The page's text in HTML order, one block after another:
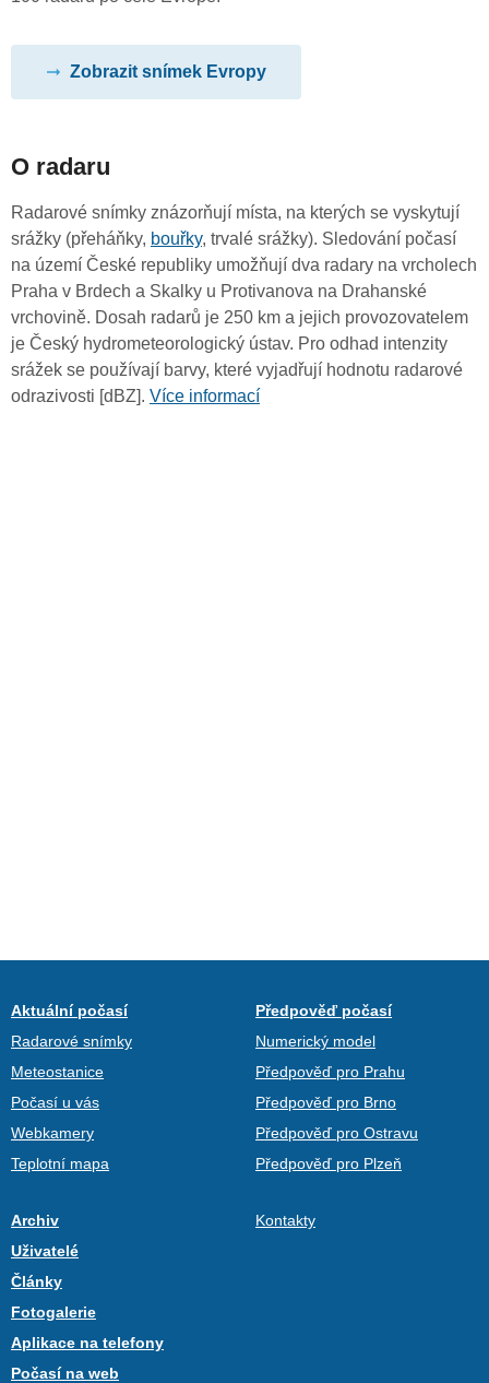
Zobrazit snímek Evropy
O radaru
Radarové snímky znázorňují místa, na kterých se vyskytují
srážky (přeháňky, bouřky, trvalé srážky). Sledování počasí
na území České republiky umožňují dva radary na vrcholech
Praha v Brdech a Skalky u Protivanova na Drahanské
vrchovině. Dosah radarů je 250 km a jejich provozovatelem
je Český hydrometeorologický ústav. Pro odhad intenzity
srážek se používají barvy, které vyjadřují hodnotu radarové
odrazivosti [dBZ]. Více informací
Aktuální počasí
Radarové snímky
Meteostanice
Počasí u vás
Webkamery
Teplotní mapa
Předpověď počasí
Numerický model
Předpověď pro Prahu
Předpověď pro Brno
Předpověď pro Ostravu
Předpověď pro Plzeň
Archiv
Uživatelé
Články
Fotogalerie
Aplikace na telefony
Počasí na web
Kontakty